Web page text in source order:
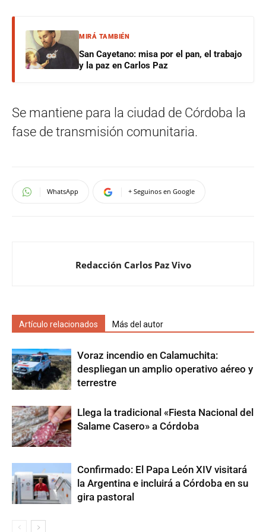
MIRÁ TAMBIÉN
San Cayetano: misa por el pan, el trabajo
y la paz en Carlos Paz
Se mantiene para la ciudad de Córdoba la
fase de transmisión comunitaria.
WhatsApp + Seguinos en Google
Redacción Carlos Paz Vivo
Artículo relacionados Más del autor
Voraz incendio en Calamuchita:
despliegan un amplio operativo aéreo y
terrestre
Llega la tradicional «Fiesta Nacional del
Salame Casero» a Córdoba
Confirmado: El Papa León XIV visitará
la Argentina e incluirá a Córdoba en su
gira pastoral